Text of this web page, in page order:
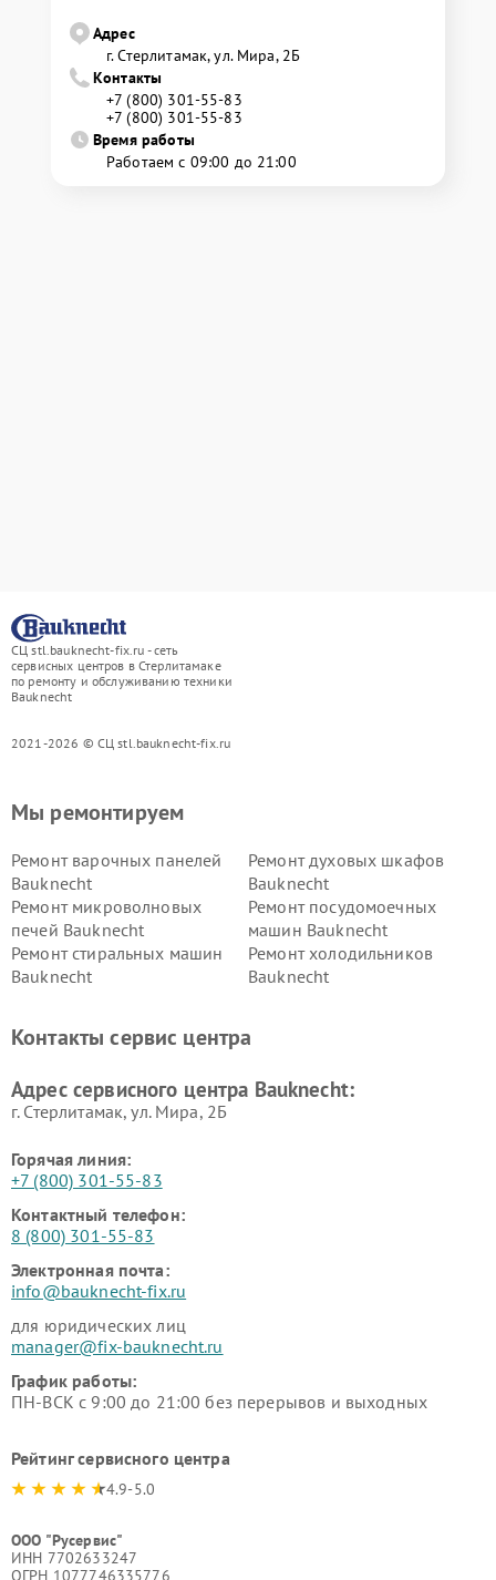
Адрес
г. Стерлитамак, ул. Мира, 2Б
Контакты
+7 (800) 301-55-83
+7 (800) 301-55-83
Время работы
Работаем с 09:00 до 21:00
СЦ stl.bauknecht-fix.ru - сеть
сервисных центров в Стерлитамаке
по ремонту и обслуживанию техники
Bauknecht
2021-2026 © СЦ stl.bauknecht-fix.ru
Мы ремонтируем
Ремонт варочных панелей
Bauknecht
Ремонт духовых шкафов
Bauknecht
Ремонт микроволновых
печей Bauknecht
Ремонт посудомоечных
машин Bauknecht
Ремонт стиральных машин
Bauknecht
Ремонт холодильников
Bauknecht
Контакты сервис центра
Адрес сервисного центра Bauknecht:
г. Стерлитамак, ул. Мира, 2Б
Горячая линия:
+7 (800) 301-55-83
Контактный телефон:
8 (800) 301-55-83
Электронная почта:
info@bauknecht-fix.ru
для юридических лиц
manager@fix-bauknecht.ru
График работы:
ПН-ВСК с 9:00 до 21:00 без перерывов и выходных
Рейтинг сервисного центра
4.9-5.0
ООО "Русервис"
ИНН 7702633247
ОГРН 1077746335776